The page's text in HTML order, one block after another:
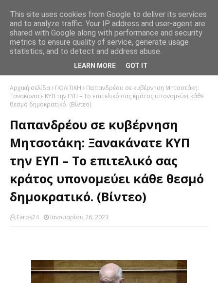
Αρχική σελίδα ΠΟΛΙΤΙΚΗ
Παπανδρέου σε κυβέρνηση Μητσοτάκη:
Ξανακάνατε ΚΥΠ την ΕΥΠ – Το επιτελικό σας κράτος υπονομεύει κάθε
θεσμό δημοκρατικό. (Βίντεο)
Παπανδρέου σε κυβέρνηση
Μητσοτάκη: Ξανακάνατε ΚΥΠ
την ΕΥΠ – Το επιτελικό σας
κράτος υπονομεύει κάθε θεσμό
δημοκρατικό. (Βίντεο)
Faros24 Ιανουαρίου 26, 2023
This site uses cookies from Google to deliver its services
and to analyze traffic. Your IP address and user-agent are
shared with Google along with performance and security
metrics to ensure quality of service, generate usage
statistics, and to detect and address abuse.
LEARN MORE GOT IT